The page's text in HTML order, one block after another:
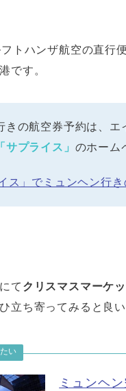
トハンザ航空の直行
です。
きの航空券予約は、
「サプライス」 のホーム
ス」でミュンヘン行
て クリスマスマーケッ
立ち寄ってみると良い
ミュンヘ